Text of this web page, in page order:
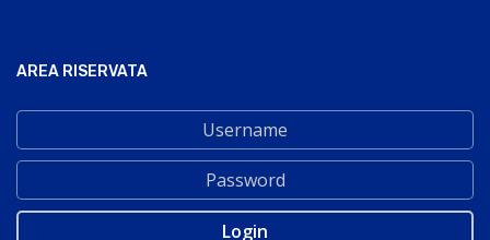
AREA RISERVATA